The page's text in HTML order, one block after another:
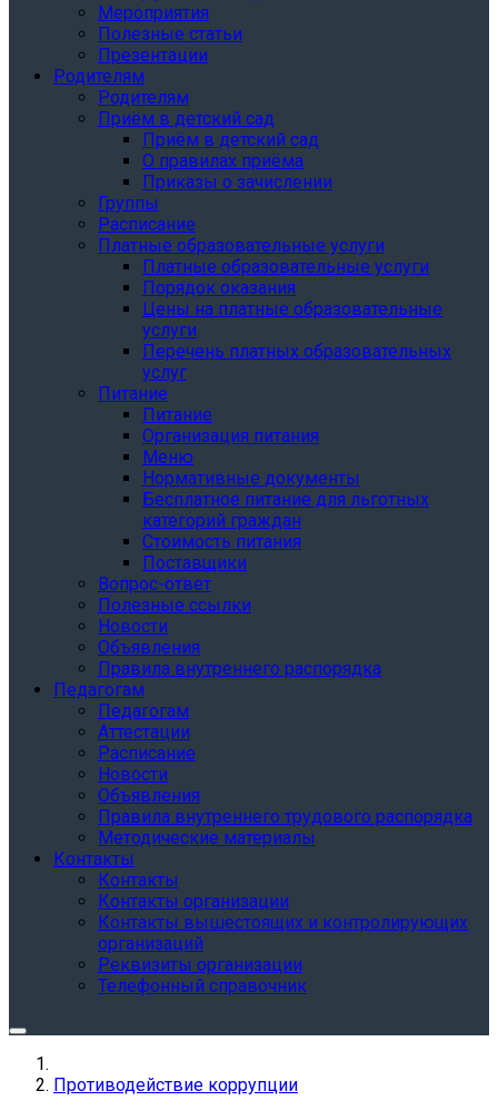
Мероприятия
Полезные статьи
Презентации
Родителям
Родителям
Приём в детский сад
Приём в детский сад
О правилах приёма
Приказы о зачислении
Группы
Расписание
Платные образовательные услуги
Платные образовательные услуги
Порядок оказания
Цены на платные образовательные
услуги
Перечень платных образовательных
услуг
Питание
Питание
Организация питания
Меню
Нормативные документы
Бесплатное питание для льготных
категорий граждан
Стоимость питания
Поставщики
Вопрос-ответ
Полезные ссылки
Новости
Объявления
Правила внутреннего распорядка
Педагогам
Педагогам
Аттестации
Расписание
Новости
Объявления
Правила внутреннего трудового распорядка
Методические материалы
Контакты
Контакты
Контакты организации
Контакты вышестоящих и контролирующих
организаций
Реквизиты организации
Телефонный справочник
Противодействие коррупции